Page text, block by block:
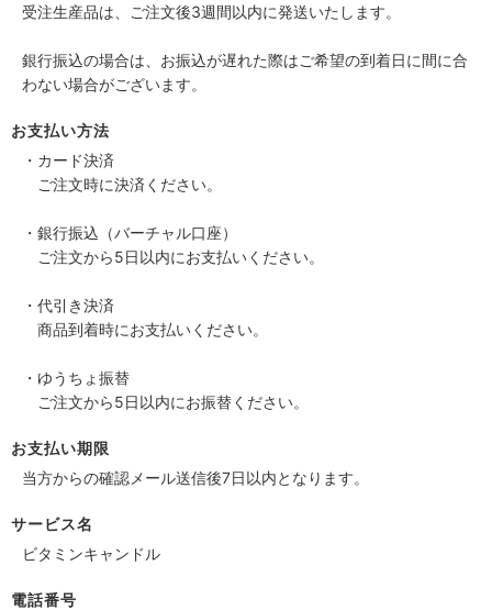
受注生産品は、ご注文後3週間以内に発送いたします。
銀行振込の場合は、お振込が遅れた際はご希望の到着日に間に合
わない場合がございます。
お支払い方法
・カード決済
ご注文時に決済ください。
・銀行振込（バーチャル口座）
ご注文から5日以内にお支払いください。
・代引き決済
商品到着時にお支払いください。
・ゆうちょ振替
ご注文から5日以内にお振替ください。
お支払い期限
当方からの確認メール送信後7日以内となります。
サービス名
ビタミンキャンドル
電話番号